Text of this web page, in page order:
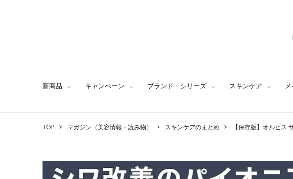
新商品 キャンペーン ブランド・シリーズ スキンケア
TOP マガジン（美容情報・読み物） スキンケアのまとめ 【保存版】オルビス